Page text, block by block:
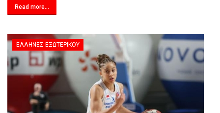
Read more...
ΈΛΛΗΝΕΣ ΕΞΩΤΕΡΙΚΟΎ